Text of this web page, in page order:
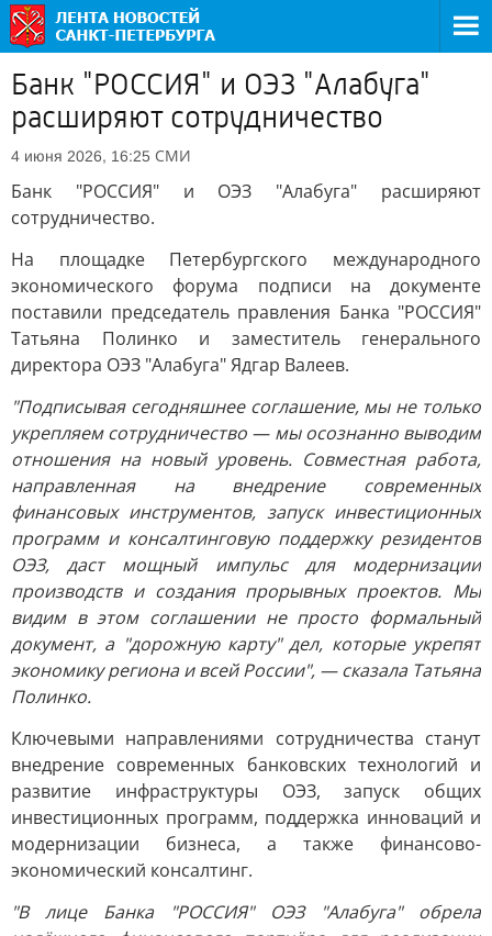
Банк "РОССИЯ" и ОЭЗ "Алабуга"
расширяют сотрудничество
4 июня 2026, 16:25 СМИ
Банк "РОССИЯ" и ОЭЗ "Алабуга" расширяют
сотрудничество.
На площадке Петербургского международного
экономического форума подписи на документе
поставили председатель правления Банка "РОССИЯ"
Татьяна Полинко и заместитель генерального
директора ОЭЗ "Алабуга" Ядгар Валеев.
"Подписывая сегодняшнее соглашение, мы не только
укрепляем сотрудничество — мы осознанно выводим
отношения на новый уровень. Совместная работа,
направленная на внедрение современных
финансовых инструментов, запуск инвестиционных
программ и консалтинговую поддержку резидентов
ОЭЗ, даст мощный импульс для модернизации
производств и создания прорывных проектов. Мы
видим в этом соглашении не просто формальный
документ, а "дорожную карту" дел, которые укрепят
экономику региона и всей России", — сказала Татьяна
Полинко.
Ключевыми направлениями сотрудничества станут
внедрение современных банковских технологий и
развитие инфраструктуры ОЭЗ, запуск общих
инвестиционных программ, поддержка инноваций и
модернизации бизнеса, а также финансово-
экономический консалтинг.
"В лице Банка "РОССИЯ" ОЭЗ "Алабуга" обрела